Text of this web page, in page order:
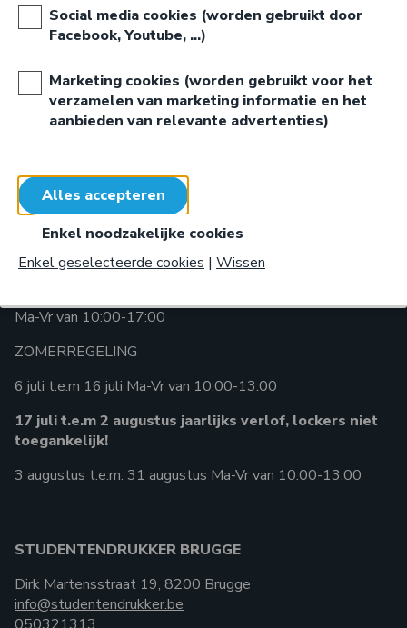
Drukwerk op maat van de student dus.
Door onze jaren ervaring hebben we een eenvoudig
bestellen.
Lees meer...
NEEM CONTACT OP
STUDENTENDRUKKER GENT
Kortrijksesteenweg 60, 9000 Gent
Ma-Vr van 10:00-17:00
ZOMERREGELING
6 juli t.e.m 16 juli Ma-Vr van 10:00-13:00
17 juli t.e.m 2 augustus jaarlijks verlof, lockers niet
toegankelijk!
3 augustus t.e.m. 31 augustus Ma-Vr van 10:00-13:00
STUDENTENDRUKKER BRUGGE
Dirk Martensstraat 19, 8200 Brugge
info@studentendrukker.be
Social media cookies (worden gebruikt door
Facebook, Youtube, …)
Marketing cookies (worden gebruikt voor het
verzamelen van marketing informatie en het
aanbieden van relevante advertenties)
Enkel geselecteerde cookies | Wissen